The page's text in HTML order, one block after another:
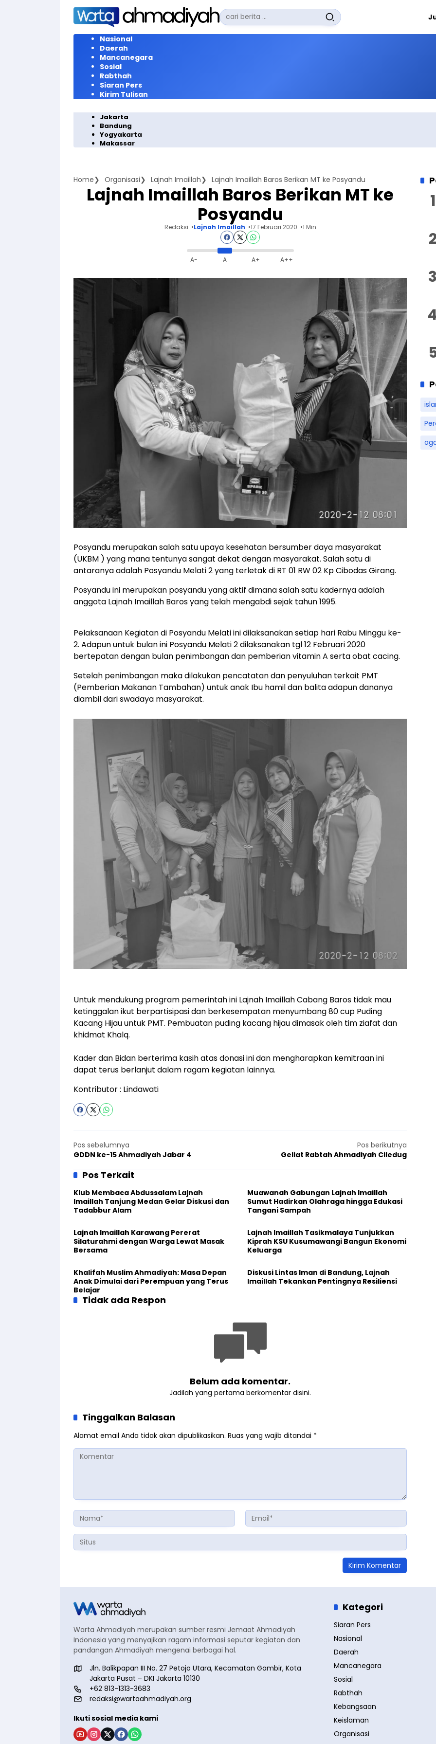
Langsung
konten
Pencarian
untuk:
Nasional
Daerah
Mancanegara
Sosial
Rabthah
Siaran Pers
Kirim Tulisan
Jakarta
Bandung
Yogyakarta
Makassar
Home Organisasi Lajnah Imaillah Lajnah Imaillah Baros Berikan MT ke Posyandu
Lajnah Imaillah Baros Berikan MT ke
Posyandu
Redaksi Lajnah Imaillah 17 Februari 2020 1 Min
A- A A+ A++
Posyandu merupakan salah satu upaya kesehatan bersumber daya masyarakat
(UKBM ) yang mana tentunya sangat dekat dengan masyarakat. Salah satu di
antaranya adalah Posyandu Melati 2 yang terletak di RT 01 RW 02 Kp Cibodas Girang.
Posyandu ini merupakan posyandu yang aktif dimana salah satu kadernya adalah
anggota Lajnah Imaillah Baros yang telah mengabdi sejak tahun 1995.
Pelaksanaan Kegiatan di Posyandu Melati ini dilaksanakan setiap hari Rabu Minggu ke-
2. Adapun untuk bulan ini Posyandu Melati 2 dilaksanakan tgl 12 Februari 2020
bertepatan dengan bulan penimbangan dan pemberian vitamin A serta obat cacing.
Setelah penimbangan maka dilakukan pencatatan dan penyuluhan terkait PMT
(Pemberian Makanan Tambahan) untuk anak Ibu hamil dan balita adapun dananya
diambil dari swadaya masyarakat.
Untuk mendukung program pemerintah ini Lajnah Imaillah Cabang Baros tidak mau
ketinggalan ikut berpartisipasi dan berkesempatan menyumbang 80 cup Puding
Kacang Hijau untuk PMT. Pembuatan puding kacang hijau dimasak oleh tim ziafat dan
khidmat Khalq.
Kader dan Bidan berterima kasih atas donasi ini dan mengharapkan kemitraan ini
dapat terus berlanjut dalam ragam kegiatan lainnya.
Kontributor : Lindawati
Pos sebelumnya
GDDN ke-15 Ahmadiyah Jabar 4
Pos berikutnya
Geliat Rabtah Ahmadiyah Ciledug
Pos Terkait
Klub Membaca Abdussalam Lajnah
Imaillah Tanjung Medan Gelar Diskusi dan
Tadabbur Alam
Muawanah Gabungan Lajnah Imaillah
Sumut Hadirkan Olahraga hingga Edukasi
Tangani Sampah
Lajnah Imaillah Karawang Pererat
Silaturahmi dengan Warga Lewat Masak
Bersama
Lajnah Imaillah Tasikmalaya Tunjukkan
Kiprah KSU Kusumawangi Bangun Ekonomi
Keluarga
Khalifah Muslim Ahmadiyah: Masa Depan
Anak Dimulai dari Perempuan yang Terus
Belajar
Diskusi Lintas Iman di Bandung, Lajnah
Imaillah Tekankan Pentingnya Resiliensi
Tidak ada Respon
Belum ada komentar.
Jadilah yang pertama berkomentar disini.
Tinggalkan Balasan
Alamat email Anda tidak akan dipublikasikan. Ruas yang wajib ditandai *
Warta Ahmadiyah merupakan sumber resmi Jemaat Ahmadiyah
Indonesia yang menyajikan ragam informasi seputar kegiatan dan
pandangan Ahmadiyah mengenai berbagai hal.
Jln. Balikpapan III No. 27 Petojo Utara, Kecamatan Gambir, Kota
Jakarta Pusat – DKI Jakarta 10130
+62 813-1313-3683
redaksi@wartaahmadiyah.org
Ikuti sosial media kami
Kategori
Siaran Pers
Nasional
Daerah
Mancanegara
Sosial
Rabthah
Kebangsaan
Keislaman
Organisasi